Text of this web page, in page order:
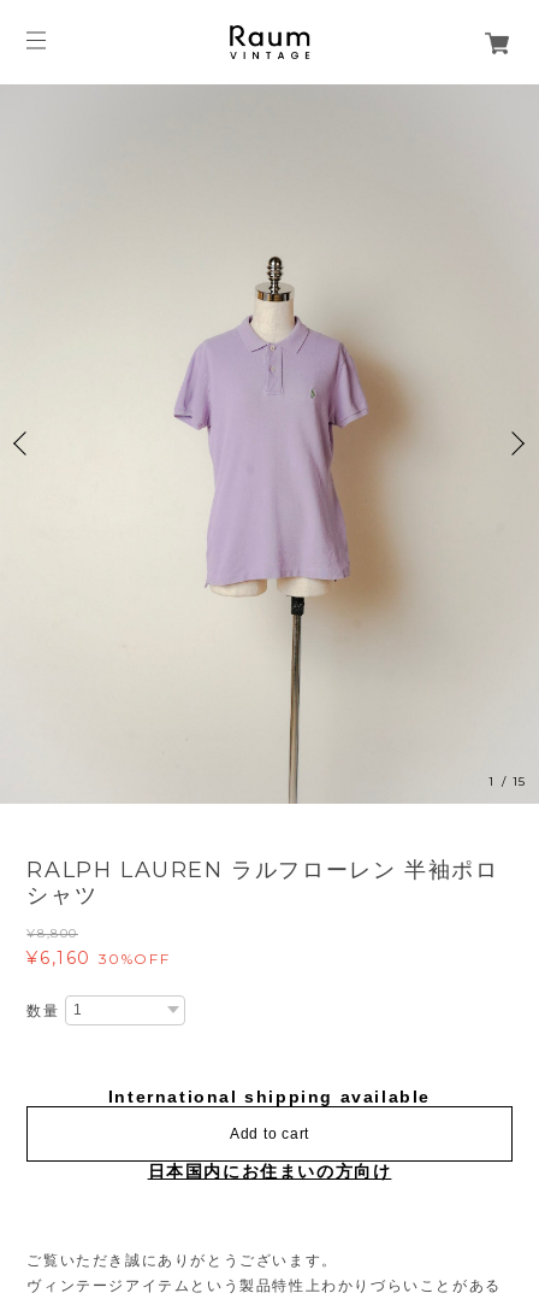
1 / 15
RALPH LAUREN ラルフローレン 半袖ポロ
シャツ
¥8,800
¥6,160 30%OFF
数量
International shipping available
Add to cart
日本国内にお住まいの方向け
ご覧いただき誠にありがとうございます。
ヴィンテージアイテムという製品特性上わかりづらいことがある